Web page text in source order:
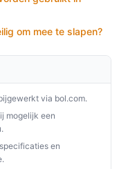
om mee te slapen?
via bol.com.
mogelijk een
en